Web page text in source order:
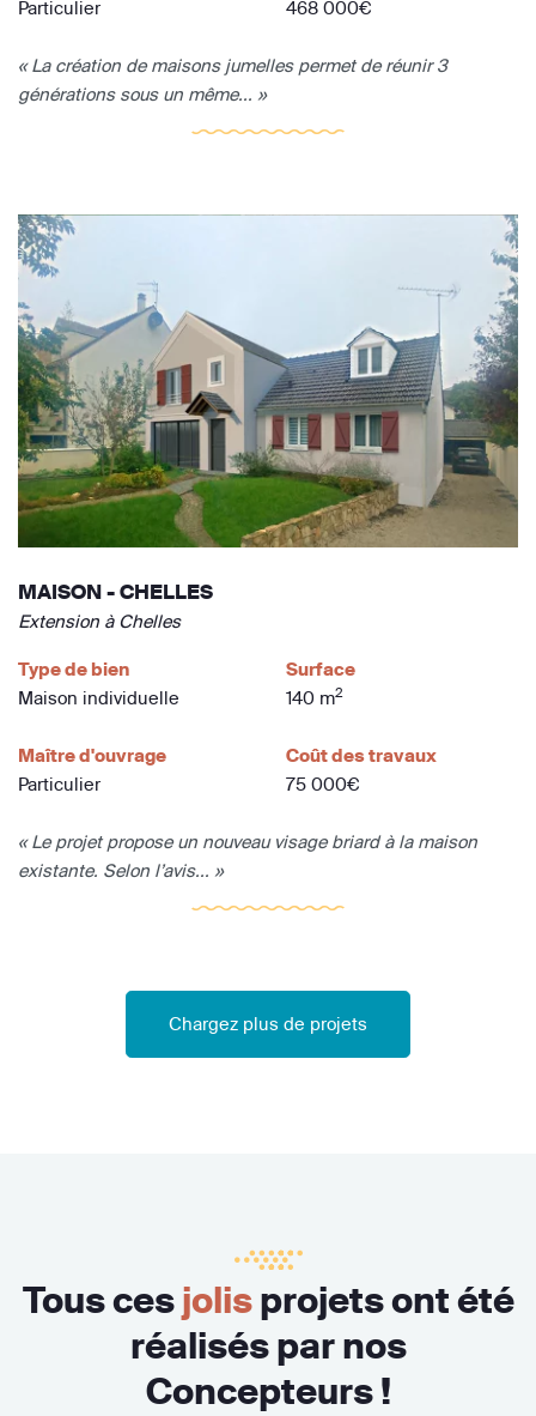
Particulier 468 000€
« La création de maisons jumelles permet de réunir 3
générations sous un même... »
MAISON - CHELLES
Extension à Chelles
Type de bien
Maison individuelle
Surface
140 m2
Maître d'ouvrage
Particulier
Coût des travaux
75 000€
« Le projet propose un nouveau visage briard à la maison
existante. Selon l’avis... »
Chargez plus de projets
Tous cesjolisprojets ont été
réalisés par nos
Concepteurs !